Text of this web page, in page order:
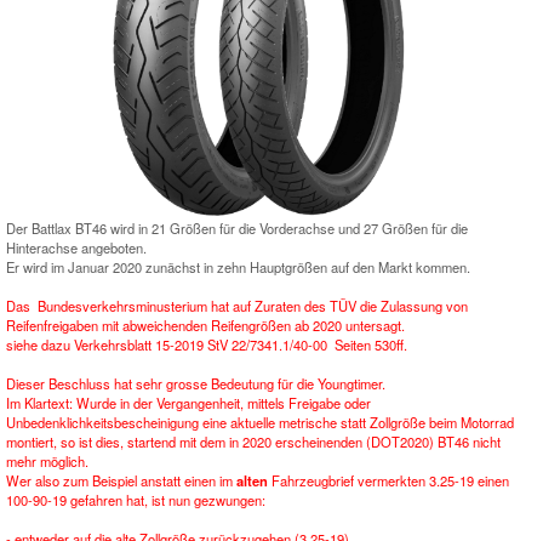
Der Battlax BT46 wird in 21 Größen für die Vorderachse und 27 Größen für die
Hinterachse angeboten.
Er wird im Januar 2020 zunächst in zehn Hauptgrößen auf den Markt kommen.
Das Bundesverkehrsminusterium hat auf Zuraten des TÜV die Zulassung von
Reifenfreigaben mit abweichenden Reifengrößen ab 2020 untersagt.
siehe dazu Verkehrsblatt 15-2019 StV 22/7341.1/40-00 Seiten 530ff.
Dieser Beschluss hat sehr grosse Bedeutung für die Youngtimer.
Im Klartext: Wurde in der Vergangenheit, mittels Freigabe oder
Unbedenklichkeitsbescheinigung eine aktuelle metrische statt Zollgröße beim Motorrad
montiert, so ist dies, startend mit dem in 2020 erscheinenden (DOT2020) BT46 nicht
mehr möglich.
Wer also zum Beispiel anstatt einen imalten Fahrzeugbrief vermerkten 3.25-19 einen
100-90-19 gefahren hat, ist nun gezwungen: